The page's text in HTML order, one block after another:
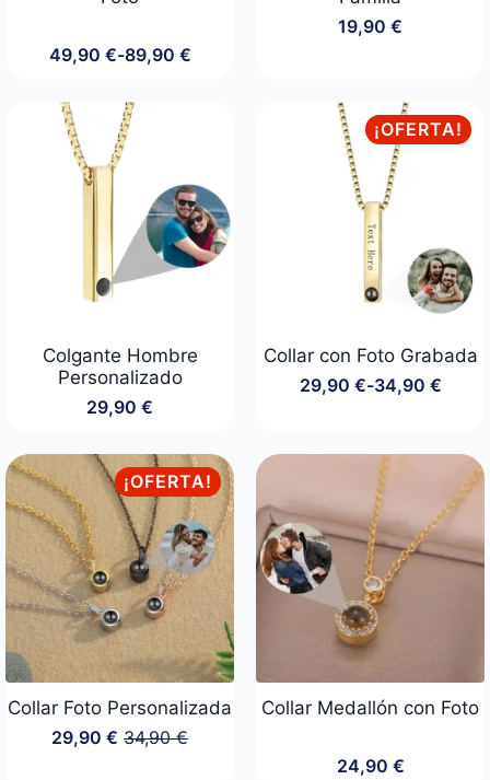
49,90 €-89,90 €
Rango
precios:
desde
49,90 €
hasta
89,90 €
19,90 €
Colgante Hombre
Personalizado
29,90 €
¡OFERTA!
Collar con Foto Grabada
29,90 €-34,90 €
Rango
desde
29,90 €
hasta
34,90 €
¡OFERTA!
Collar Foto Personalizada
34,90€
El
29,90€ El
Collar Medallón con Foto
24,90 €